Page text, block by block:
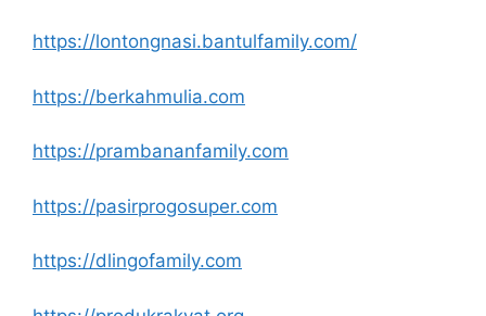
https://lontongnasi.bantulfamily.com/
https://berkahmulia.com
https://prambananfamily.com
https://pasirprogosuper.com
https://dlingofamily.com